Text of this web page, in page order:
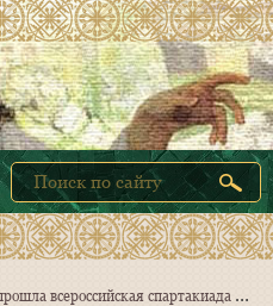
В
Саранске прошла всероссийская спартакиада учащихся духовных образовательных учреждений «Согласие»